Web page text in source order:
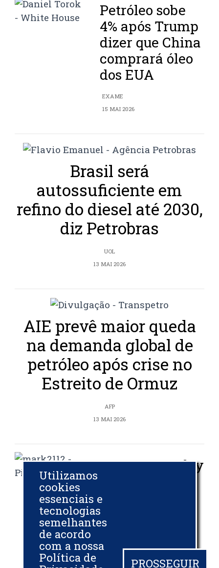
Petróleo sobe
4% após Trump
dizer que China
comprará óleo
dos EUA
EXAME
15 MAI 2026
Brasil será
autossuficiente em
refino do diesel até 2030,
diz Petrobras
UOL
13 MAI 2026
AIE prevê maior queda
na demanda global de
petróleo após crise no
Estreito de Ormuz
AFP
13 MAI 2026
Morgan Stanley
US$ 150 em
‘corrida contra
o tempo’ no
Oriente Médio
Utilizamos
cookies
essenciais e
tecnologias
semelhantes
de acordo
com a nossa
Política de
PROSSEGUIR